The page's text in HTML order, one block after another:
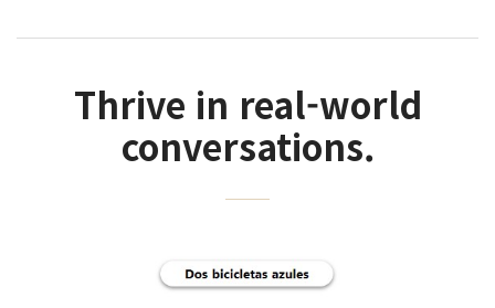
Thrive in real-world
conversations.